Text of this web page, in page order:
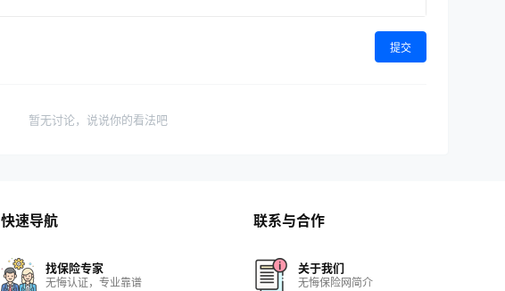
提交
暂无讨论，说说你的看法吧
快速导航
找保险专家
无悔认证，专业靠谱
联系与合作
关于我们
无悔保险网简介